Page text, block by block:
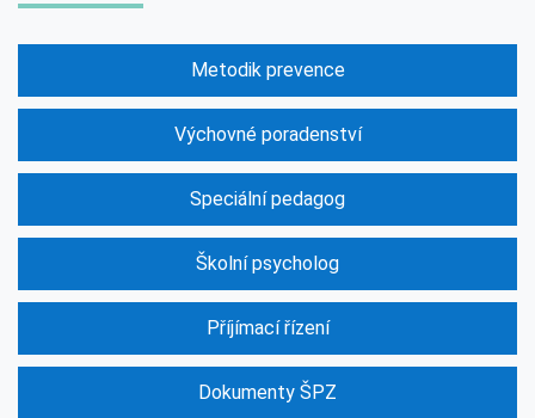
Metodik prevence
Výchovné poradenství
Speciální pedagog
Školní psycholog
Příjímací řízení
Dokumenty ŠPZ